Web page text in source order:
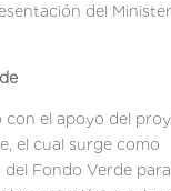
del
con el apoyo del
el cual surge como
Fondo Verde para